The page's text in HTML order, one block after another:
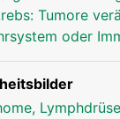
die
Tumore
oder